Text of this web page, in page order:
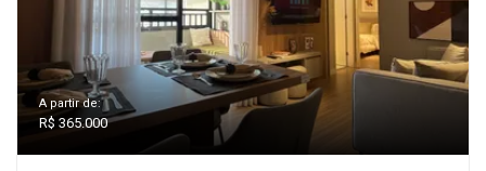
A partir de:
R$ 365.000